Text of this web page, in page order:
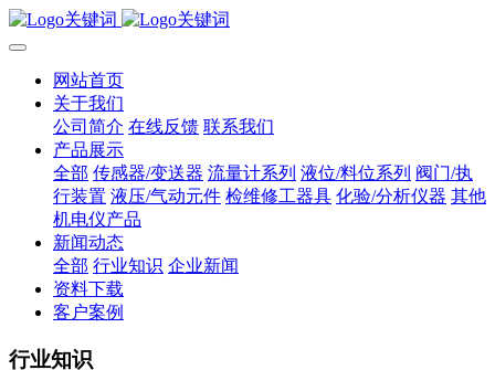
网站首页
关于我们
公司简介 在线反馈 联系我们
产品展示
全部 传感器/变送器 流量计系列 液位/料位系列 阀门/执
行装置 液压/气动元件 检维修工器具 化验/分析仪器 其他
机电仪产品
新闻动态
全部 行业知识 企业新闻
资料下载
客户案例
行业知识